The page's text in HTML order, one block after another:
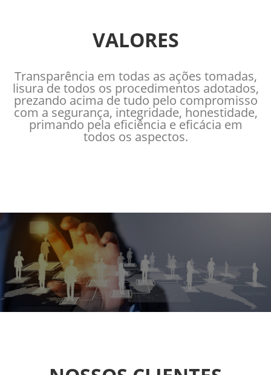
VALORES
Transparência em todas as ações tomadas,
lisura de todos os procedimentos adotados,
prezando acima de tudo pelo compromisso
com a segurança, integridade, honestidade,
primando pela eficiência e eficácia em
todos os aspectos.